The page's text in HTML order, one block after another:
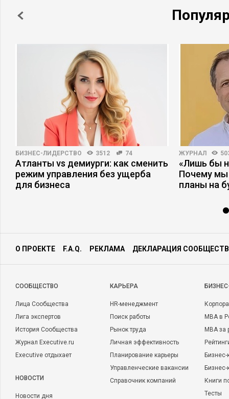
БИЗНЕС-ЛИДЕРСТВО 3512 74
Атланты vs демиурги: как сменить
режим управления без ущерба
для бизнеса
ЖУРНАЛ
«Лишь бы
Почему мы
планы на
О ПРОЕКТЕ F.A.Q. РЕКЛАМА ДЕКЛАРАЦИЯ
CООБЩЕСТВО
Лица Сообщества
Лига экспертов
История Сообщества
Журнал Executive.ru
Executive отдыхает
НОВОСТИ
Новости дня
КАРЬЕРА
HR-менеджмент
Поиск работы
Рынок труда
Личная эффективность
Планирование карьеры
Управленческие вакансии
Справочник компаний
MBA в
MBA
Бизнес-
Книги
Тесты